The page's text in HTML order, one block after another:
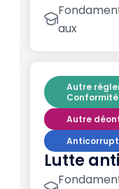
aux
Autre
Autre
Lutte